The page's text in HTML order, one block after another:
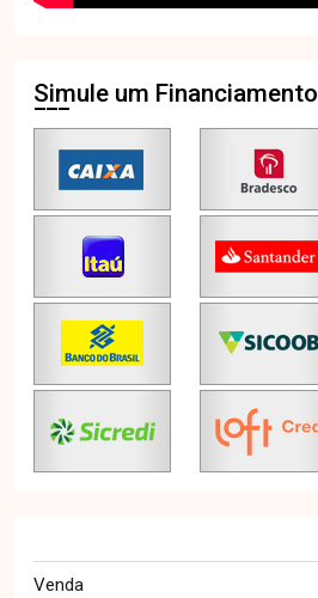
Simule um Financiamento
Venda